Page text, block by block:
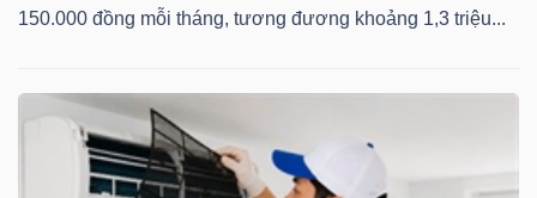
150.000 đồng mỗi tháng, tương đương khoảng 1,3 triệu...